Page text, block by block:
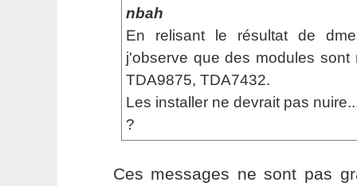
nbah
En relisant le résultat de
j'observe que des modules sont
TDA9875, TDA7432.
Les installer ne devrait pas
?
Ces messages ne sont pas